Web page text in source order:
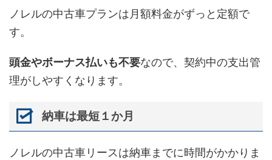
ノレルの中古車プランは月額料金がずっと定額で
す。
頭金やボーナス払いも不要なので、契約中の支出管
理がしやすくなります。
納車は最短１か月
ノレルの中古車リースは納車までに時間がかかりま